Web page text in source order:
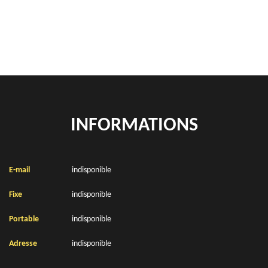
INFORMATIONS
E-mail indisponible
Fixe indisponible
Portable indisponible
Adresse indisponible